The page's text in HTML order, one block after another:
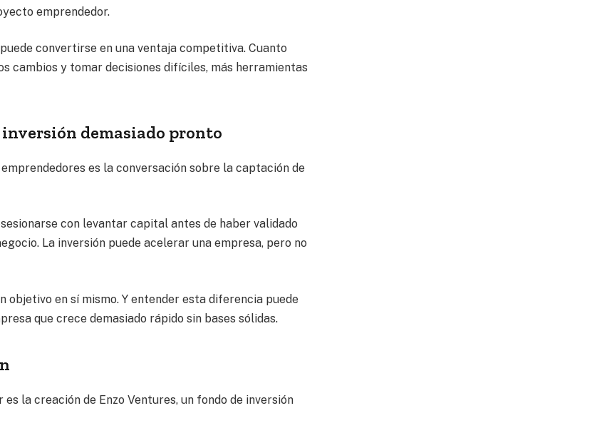
emprendedor.
convertirse en una ventaja competitiva. Cuanto
cambios y tomar decisiones difíciles, más herramientas
inversión demasiado pronto
es la conversación sobre la captación de
con levantar capital antes de haber validado
La inversión puede acelerar una empresa, pero no
objetivo en sí mismo. Y entender esta diferencia puede
que crece demasiado rápido sin bases sólidas.
la creación de Enzo Ventures, un fondo de inversión